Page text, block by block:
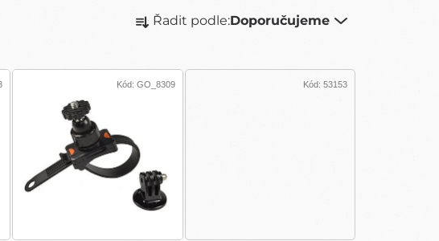
A
N
R
O
D
U
K
Řadit podle:Doporučujeme
Kód: GO_8309 Kód: 53153